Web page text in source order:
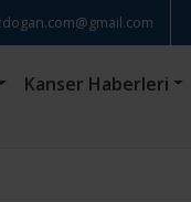
Kanser Haberleri